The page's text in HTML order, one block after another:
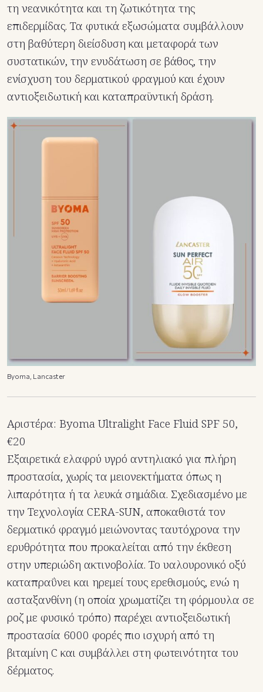
τη νεανικότητα και τη ζωτικότητα της
επιδερμίδας. Τα φυτικά εξωσώματα συμβάλλουν
στη βαθύτερη διείσδυση και μεταφορά των
συστατικών, την ενυδάτωση σε βάθος, την
ενίσχυση του δερματικού φραγμού και έχουν
αντιοξειδωτική και καταπραϋντική δράση.
Byoma, Lancaster
Αριστέρα: Byoma Ultralight Face Fluid SPF 50,
€20
Eξαιρετικά ελαφρύ υγρό αντηλιακό για πλήρη
προστασία, χωρίς τα μειονεκτήματα όπως η
λιπαρότητα ή τα λευκά σημάδια. Σχεδιασμένο με
την Τεχνολογία CERA-SUN, αποκαθιστά τον
δερματικό φραγμό μειώνοντας ταυτόχρονα την
ερυθρότητα που προκαλείται από την έκθεση
στην υπεριώδη ακτινοβολία. Το υαλουρονικό οξύ
καταπραΰνει και ηρεμεί τους ερεθισμούς, ενώ η
ασταξανθίνη (η οποία χρωματίζει τη φόρμουλα σε
ροζ με φυσικό τρόπο) παρέχει αντιοξειδωτική
προστασία 6000 φορές πιο ισχυρή από τη
βιταμίνη C και συμβάλλει στη φωτεινότητα του
δέρματος.